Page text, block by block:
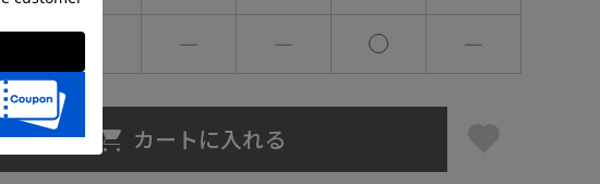
― ― ― ―
カートに入れる